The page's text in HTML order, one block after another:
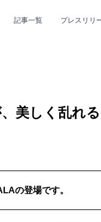
記事一覧 プレスリリ
プ #男性シンガーグループ
美しく乱れる
の登場です。